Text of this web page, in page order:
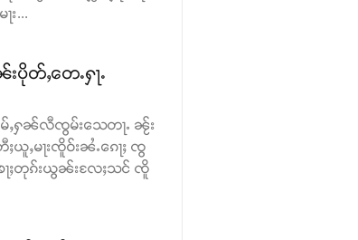
း...
ပိုတ်ႇတေႉႁႃႉ
မ်ႇႁၼ်လီၸွမ်းသေတႃႉ ၼႂ်း
ႇမႃးၸိူဝ်းၼႆႉၵေႃႈ ၸွ
ႃႈတုၵ်းယွၼ်းလႄႈသင် ၸိူ